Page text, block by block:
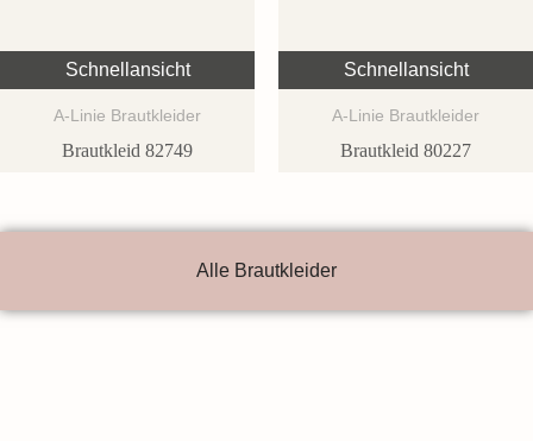
Schnellansicht
A-Linie Brautkleider
Brautkleid 82749
Schnellansicht
A-Linie Brautkleider
Brautkleid 80227
Alle Brautkleider